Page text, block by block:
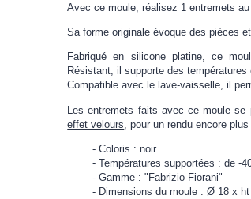
Avec ce moule, réalisez 1 entremets
Sa forme originale évoque des pièces
Fabriqué en silicone platine, ce
Résistant, il supporte des températures
Compatible avec le lave-vaisselle, il
Les entremets faits avec ce moule se
effet velours , pour un rendu encore plus
Coloris : noir
Températures supportées : de -
Gamme : "Fabrizio Fiorani"
Dimensions du moule : Ø 18 x